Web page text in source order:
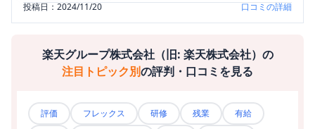
投稿日：2024/11/20 口コミの詳細
楽天グループ株式会社（旧: 楽天株式会社） の
注目トピック別の評判・口コミを見る
評価 フレックス 研修 残業
有給